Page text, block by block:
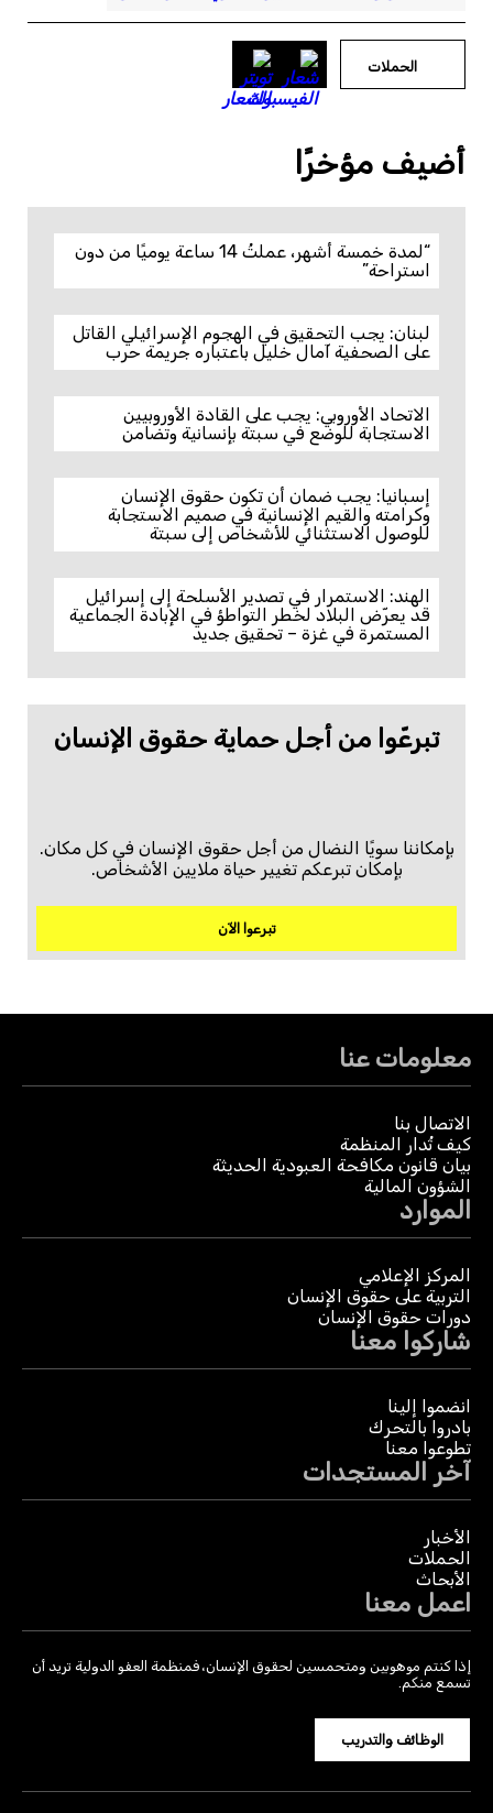
الحملات
أضيف مؤخرًا
“لمدة خمسة أشهر، عملتُ 14 ساعة يوميًا من دون
استراحة”
لبنان: يجب التحقيق في الهجوم الإسرائيلي القاتل
على الصحفية آمال خليل باعتباره جريمة حرب
الاتحاد الأوروبي: يجب على القادة الأوروبيين
الاستجابة للوضع في سبتة بإنسانية وتضامن
إسبانيا: يجب ضمان أن تكون حقوق الإنسان
وكرامته والقيم الإنسانية في صميم الاستجابة
للوصول الاستثنائي للأشخاص إلى سبتة
الهند: الاستمرار في تصدير الأسلحة إلى إسرائيل
قد يعرّض البلاد لخطر التواطؤ في الإبادة الجماعية
المستمرة في غزة – تحقيق جديد
تبرعّوا من أجل حماية حقوق الإنسان
بإمكاننا سويًا النضال من أجل حقوق الإنسان في كل مكان.
بإمكان تبرعكم تغيير حياة ملايين الأشخاص.
تبرعوا الآن
معلومات عنا
الاتصال بنا
كيف تُدار المنظمة
بيان قانون مكافحة العبودية الحديثة
الشؤون المالية
الموارد
المركز الإعلامي
التربية على حقوق الإنسان
دورات حقوق الإنسان
شاركوا معنا
انضموا إلينا
بادروا بالتحرك
تطوعوا معنا
آخر المستجدات
الأخبار
الحملات
الأبحاث
اعمل معنا
إذا كنتم موهوبين ومتحمسين لحقوق الإنسان، فمنظمة العفو الدولية تريد أن
تسمع منكم.
الوظائف والتدريب